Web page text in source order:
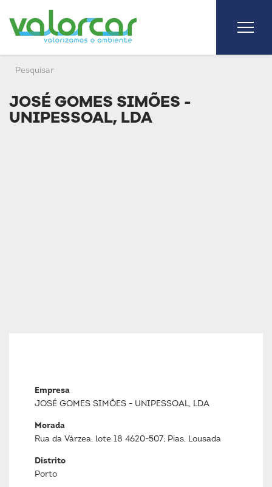
JOSÉ GOMES SIMÕES -
UNIPESSOAL, LDA
Empresa
JOSÉ GOMES SIMÕES - UNIPESSOAL, LDA
Morada
Rua da Várzea, lote 18 4620-507; Pias, Lousada
Distrito
Porto